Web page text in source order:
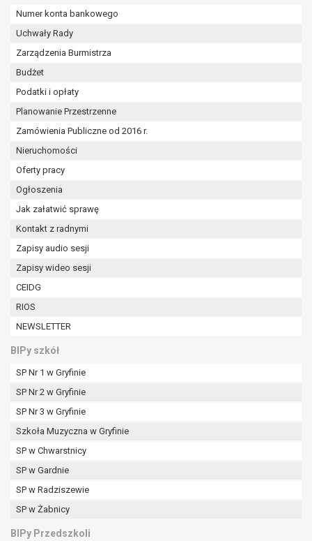
Numer konta bankowego
Uchwały Rady
Zarządzenia Burmistrza
Budżet
Podatki i opłaty
Planowanie Przestrzenne
Zamówienia Publiczne od 2016 r.
Nieruchomości
Oferty pracy
Ogłoszenia
Jak załatwić sprawę
Kontakt z radnymi
Zapisy audio sesji
Zapisy wideo sesji
CEIDG
RIOS
NEWSLETTER
BIPy szkół
SP Nr 1 w Gryfinie
SP Nr 2 w Gryfinie
SP Nr 3 w Gryfinie
Szkoła Muzyczna w Gryfinie
SP w Chwarstnicy
SP w Gardnie
SP w Radziszewie
SP w Żabnicy
BIPy Przedszkoli
interesie publicznym lub w ramach
powierzonej administratorowi bądź
realizowanych przez administratora
lub przez stronę trzecią.
że wykaże on istnienie ważnych prawnie
wolności osoby, której dane dotyczą, lub
podstaw do ustalenia, dochodzenia lub
na przetwarzanie danych osobowych (art. 6 ust. 1
cofnięcia tej zgody w dowolnym momencie.
Cofnięcie to nie ma wpływu na zgodność
przetwarzania, którego dokonano na podstawie
zgody przed jej cofnięciem.
organu nadzorczego na niezgodne z prawem
przetwarzanie Pani/Pana danych osobowych
przez administratora.
Organem właściwym do wniesienia skargi jest
W zależności od sfery, w której przetwarzane są